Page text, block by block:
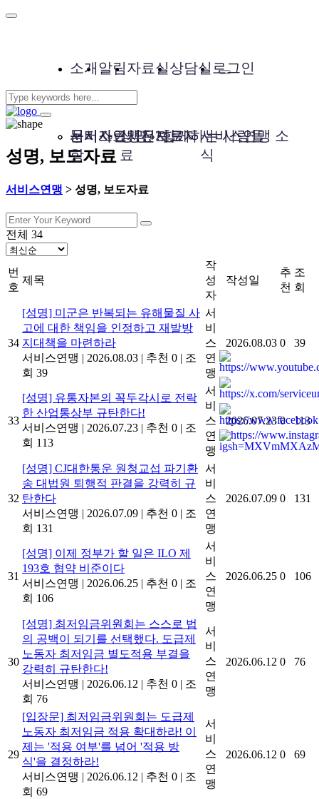
소개
서비스연맹은?함께하는 사람들
알림
공지사
항
성명, 보도자
료
서비스연맹 소
식
자료실
문서자료사진자료
상담실 로그인
성명, 보도자료
서비스연맹 > 성명, 보도자료
전체 34
번
호
제목
작
성
자
작성일
추
천
조
회
34
[성명] 미군은 반복되는 유해물질 사
고에 대한 책임을 인정하고 재발방
지대책을 마련하라
서비스연맹 | 2026.08.03 | 추천 0 | 조
회 39
서
비
스
연
맹
2026.08.03 0 39
33
[성명] 유통자본의 꼭두각시로 전락
한 산업통상부 규탄한다!
서비스연맹 | 2026.07.23 | 추천 0 | 조
회 113
서
비
스
연
맹
2026.07.23 0 113
32
[성명] CJ대한통운 원청교섭 파기환
송 대법원 퇴행적 판결을 강력히 규
탄한다
서비스연맹 | 2026.07.09 | 추천 0 | 조
회 131
서
비
스
연
맹
2026.07.09 0 131
31
[성명] 이제 정부가 할 일은 ILO 제
193호 협약 비준이다
서비스연맹 | 2026.06.25 | 추천 0 | 조
회 106
서
비
스
연
맹
2026.06.25 0 106
30
[성명] 최저임금위원회는 스스로 법
의 공백이 되기를 선택했다. 도급제
노동자 최저임금 별도적용 부결을
강력히 규탄한다!
서비스연맹 | 2026.06.12 | 추천 0 | 조
회 76
서
비
스
연
맹
2026.06.12 0 76
29
[입장문] 최저임금위원회는 도급제
노동자 최저임금 적용 확대하라! 이
제는 '적용 여부'를 넘어 '적용 방
식'을 결정하라!
서비스연맹 | 2026.06.12 | 추천 0 | 조
회 69
서
비
스
연
맹
2026.06.12 0 69